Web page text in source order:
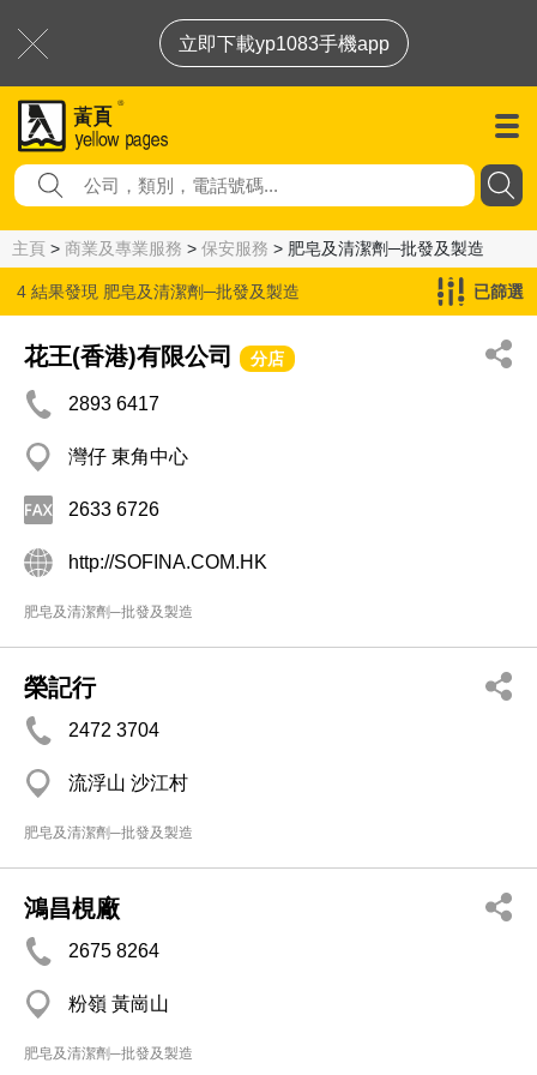
立即下載yp1083手機app
主頁 > 商業及專業服務 > 保安服務 > 肥皂及清潔劑─批發及製造
4 結果發現 肥皂及清潔劑─批發及製造 已篩選
花王(香港)有限公司 分店
2893 6417
灣仔 東角中心
2633 6726
http://SOFINA.COM.HK
肥皂及清潔劑─批發及製造
榮記行
2472 3704
流浮山 沙江村
肥皂及清潔劑─批發及製造
鴻昌梘廠
2675 8264
粉嶺 黃崗山
肥皂及清潔劑─批發及製造